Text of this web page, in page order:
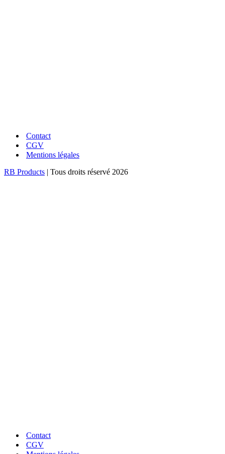
Contact
CGV
Mentions légales
RB Products | Tous droits réservé 2026
Contact
CGV